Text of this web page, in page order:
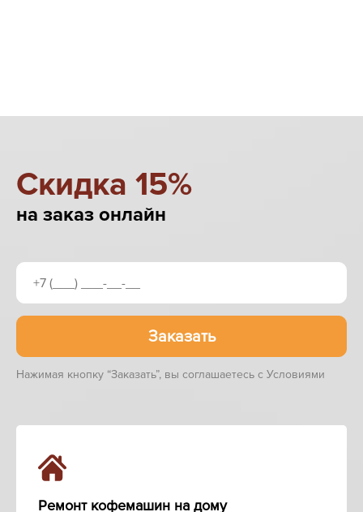
Cкидка 15%
на заказ онлайн
Заказать
Нажимая кнопку “Заказать”, вы соглашаетесь с Условиями
Ремонт кофемашин на дому